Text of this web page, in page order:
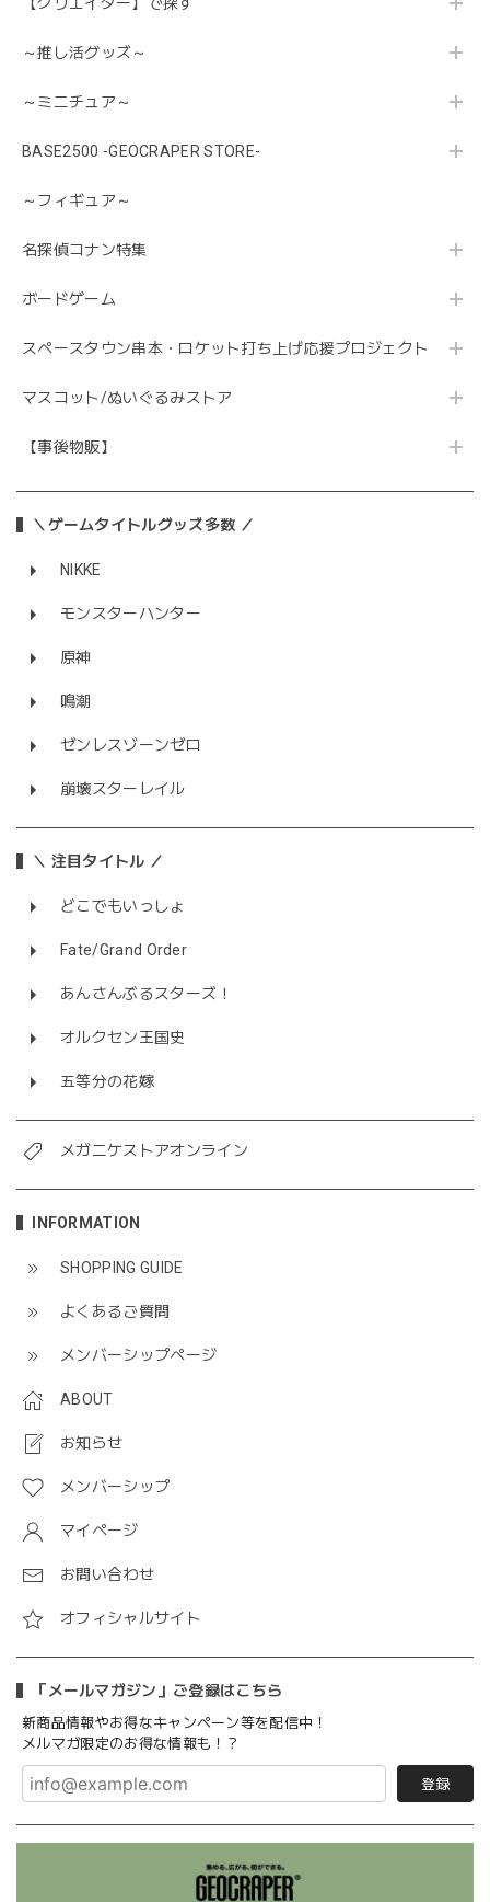
【クリエイター】で探す
～推し活グッズ～
～ミニチュア～
BASE2500 -GEOCRAPER STORE-
～フィギュア～
名探偵コナン特集
ボードゲーム
スペースタウン串本・ロケット打ち上げ応援プロジェクト
マスコット/ぬいぐるみストア
【事後物販】
＼ゲームタイトルグッズ多数 ／
NIKKE
モンスターハンター
原神
鳴潮
ゼンレスゾーンゼロ
崩壊スターレイル
＼ 注目タイトル ／
どこでもいっしょ
Fate/Grand Order
あんさんぶるスターズ！
オルクセン王国史
五等分の花嫁
メガニケストアオンライン
INFORMATION
SHOPPING GUIDE
よくあるご質問
メンバーシップページ
ABOUT
お知らせ
メンバーシップ
マイページ
お問い合わせ
オフィシャルサイト
「メールマガジン」ご登録はこちら
新商品情報やお得なキャンペーン等を配信中！
メルマガ限定のお得な情報も！？
登録